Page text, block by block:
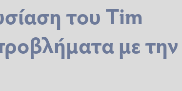
του Tim
με την